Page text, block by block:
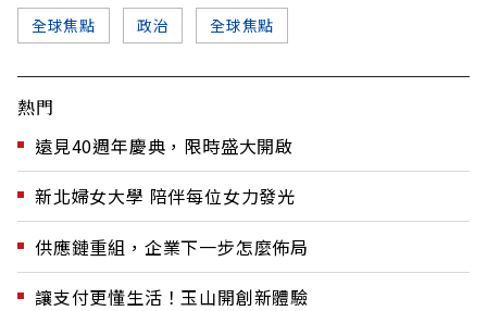
全球焦點 政治 全球焦點
熱門
遠見40週年慶典，限時盛大開啟
新北婦女大學 陪伴每位女力發光
供應鏈重組，企業下一步怎麼佈局
讓支付更懂生活！玉山開創新體驗